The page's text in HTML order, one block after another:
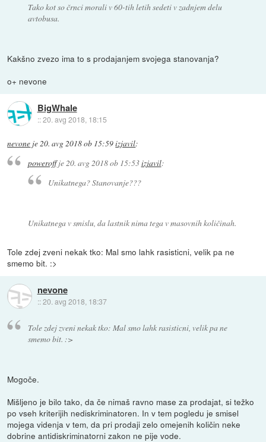
Tako kot so črnci morali v 60-tih letih sedeti v zadnjem delu
avtobusa.
Kakšno zvezo ima to s prodajanjem svojega stanovanja?
o+ nevone
BigWhale
::20. avg 2018, 18:15
nevone je20. avg 2018 ob 15:59izjavil:
poweroffje20. avg 2018 ob 15:53izjavil:
Unikatnega? Stanovanje???
Unikatnega v smislu, da lastnik nima tega v masovnih količinah.
Tole zdej zveni nekak tko: Mal smo lahk rasisticni, velik pa ne
smemo bit. :>
nevone
::20. avg 2018, 18:37
Tole zdej zveni nekak tko: Mal smo lahk rasisticni, velik pa ne
smemo bit. :>
Mogoče.
Mišljeno je bilo tako, da če nimaš ravno mase za prodajat, si težko
po vseh kriterijih nediskriminatoren. In v tem pogledu je smisel
mojega videnja v tem, da pri prodaji zelo omejenih količin neke
dobrine antidiskriminatorni zakon ne pije vode.